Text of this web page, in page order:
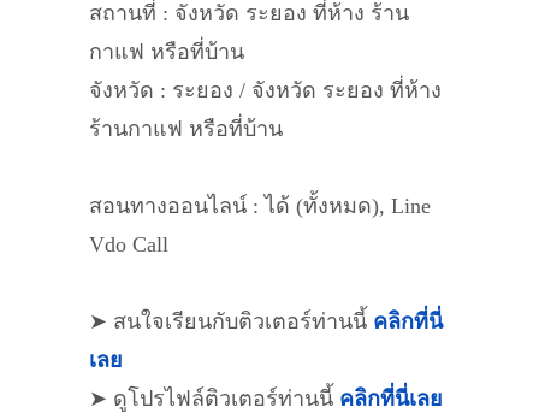
สถานที่ : จังหวัด ระยอง ที่ห้าง ร้าน
กาแฟ หรือที่บ้าน
จังหวัด : ระยอง / จังหวัด ระยอง ที่ห้าง
ร้านกาแฟ หรือที่บ้าน
สอนทางออนไลน์ : ได้ (ทั้งหมด), Line
Vdo Call
➤ สนใจเรียนกับติวเตอร์ท่านนี้ คลิกที่นี่
เลย
➤ ดูโปรไฟล์ติวเตอร์ท่านนี้ คลิกที่นี่เลย